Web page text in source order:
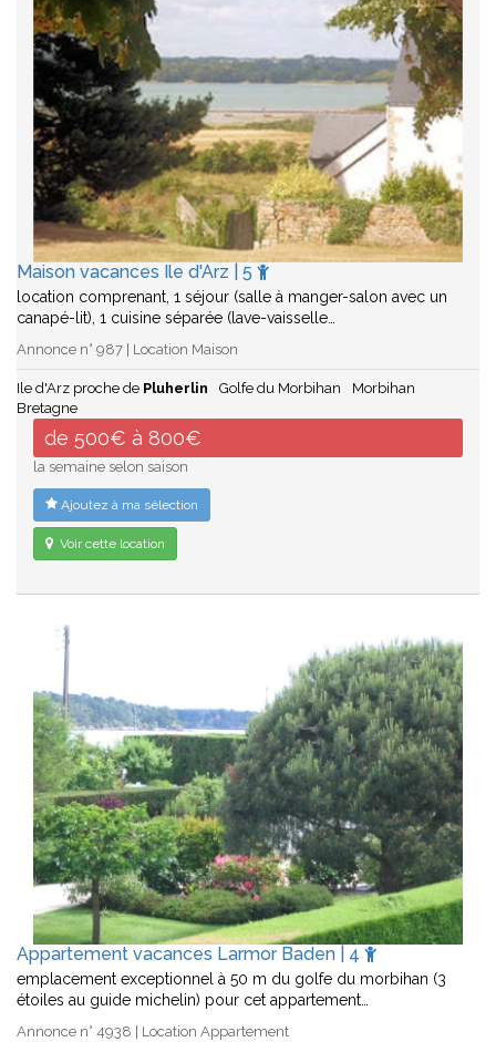
Maison vacances Ile d'Arz | 5
location comprenant, 1 séjour (salle à manger-salon avec un
canapé-lit), 1 cuisine séparée (lave-vaisselle…
Annonce n° 987 | Location Maison
Ile d'Arz proche de Pluherlin Golfe du Morbihan
Morbihan
Bretagne
de 500€ à 800€
la semaine selon saison
Ajoutez à ma sélection
Voir cette location
Appartement vacances Larmor Baden | 4
emplacement exceptionnel à 50 m du golfe du morbihan (3
étoiles au guide michelin) pour cet appartement…
Annonce n° 4938 | Location Appartement